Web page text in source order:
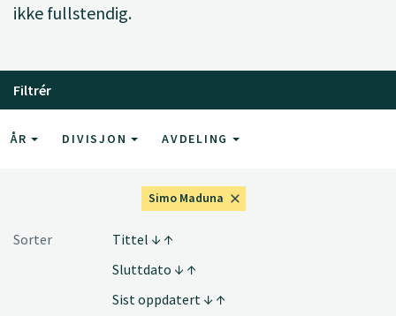
ikke fullstendig.
Filtrér
ÅR DIVISJON AVDELING
Simo Maduna
Sorter
Tittel
Sluttdato
Sist oppdatert